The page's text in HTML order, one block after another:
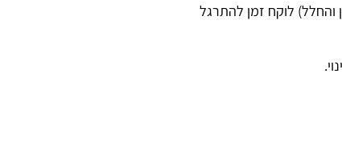
לוקח זמן להתרגל